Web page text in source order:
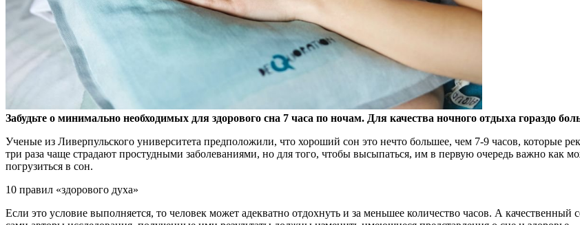
Забудьте о минимально необходимых для здорового сна 7 часа по ночам. Для качества ночного отдыха гораздо
Ученые из Ливерпульского университета предположили, что хороший сон это нечто большее, чем 7-9 часов,
три раза чаще страдают простудными заболеваниями, но для того, чтобы высыпаться, им в первую очередь важно как
погрузиться в сон.
10 правил «здорового духа»
Если это условие выполняется, то человек может адекватно отдохнуть и за меньшее количество часов. А